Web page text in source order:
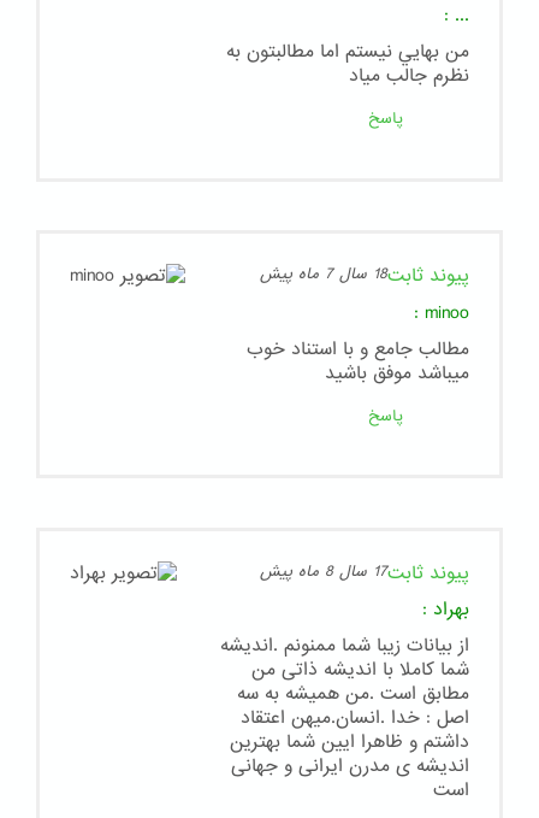
...
:
من بهايي نيستم اما مطالبتون به
نظرم جالب مياد
پاسخ
پیوند ثابت18 سال 7 ماه پیش
minoo
:
مطالب جامع و با استناد خوب
ميباشد موفق باشيد
پاسخ
پیوند ثابت17 سال 8 ماه پیش
بهراد :
از بیانات زیبا شما ممنونم .اندیشه
شما کاملا با اندیشه ذاتی من
مطابق است .من همیشه به سه
اصل : خدا .انسان.میهن اعتقاد
داشتم و ظاهرا ایین شما بهترین
اندیشه ی مدرن ایرانی و جهانی
است